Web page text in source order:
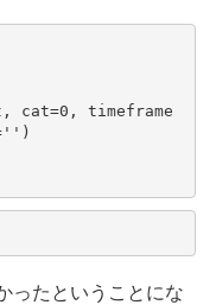
, cat=0 ,
timeframe
'' )
ったということにな